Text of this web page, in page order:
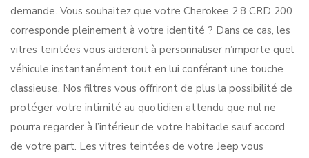
demande. Vous souhaitez que votre Cherokee 2.8 CRD 200
corresponde pleinement à votre identité ? Dans ce cas, les
vitres teintées vous aideront à personnaliser n’importe quel
véhicule instantanément tout en lui conférant une touche
classieuse. Nos filtres vous offriront de plus la possibilité de
protéger votre intimité au quotidien attendu que nul ne
pourra regarder à l’intérieur de votre habitacle sauf accord
de votre part. Les vitres teintées de votre Jeep vous